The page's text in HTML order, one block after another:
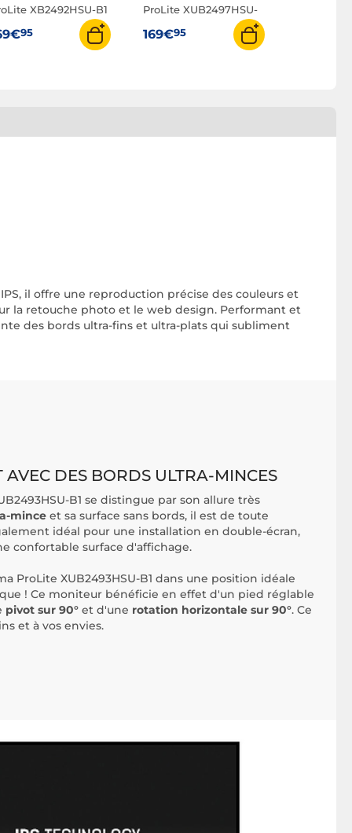
XB2492HSU-B1
95
ProLite XUB2497HSU-
169€95
il offre une reproduction précise des couleurs et
la retouche photo et le web design. Performant et
des bords ultra-fins et ultra-plats qui subliment
DES BORDS ULTRA-MINCES
B1 se distingue par son allure très
mince et sa surface sans bords, il est de toute
idéal pour une installation en double-écran,
confortable surface d'affichage.
ProLite XUB2493HSU-B1 dans une position idéale
! Ce moniteur bénéficie en effet d'un pied réglable
pivot sur 90° et d'une rotation horizontale sur 90°. Ce
et à vos envies.